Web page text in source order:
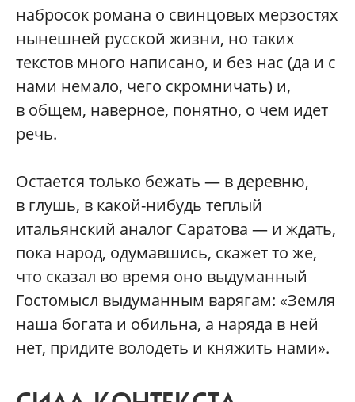
набросок романа о свинцовых мерзостях
нынешней русской жизни, но таких
текстов много написано, и без нас (да и с
нами немало, чего скромничать) и,
в общем, наверное, понятно, о чем идет
речь.
Остается только бежать — в деревню,
в глушь, в какой-нибудь теплый
итальянский аналог Саратова — и ждать,
пока народ, одумавшись, скажет то же,
что сказал во время оно выдуманный
Гостомысл выдуманным варягам: «Земля
наша богата и обильна, а наряда в ней
нет, придите володеть и княжить нами».